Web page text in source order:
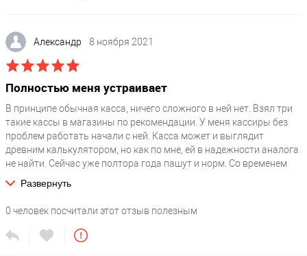
Александр 8 ноября 2021
Полностью меня устраивает
В принципе обычная касса, ничего сложного в ней нет. Взял три
такие кассы в магазины по рекомендации. У меня кассиры без
проблем работать начали с ней. Касса может и выглядит
древним калькулятором, но как по мне, ей в надежности аналога
не найти. Сейчас уже полтора года пашут и норм. Со временем
привыкли ко всем комбинациям
Развернуть
0 человек посчитали этот отзыв полезным